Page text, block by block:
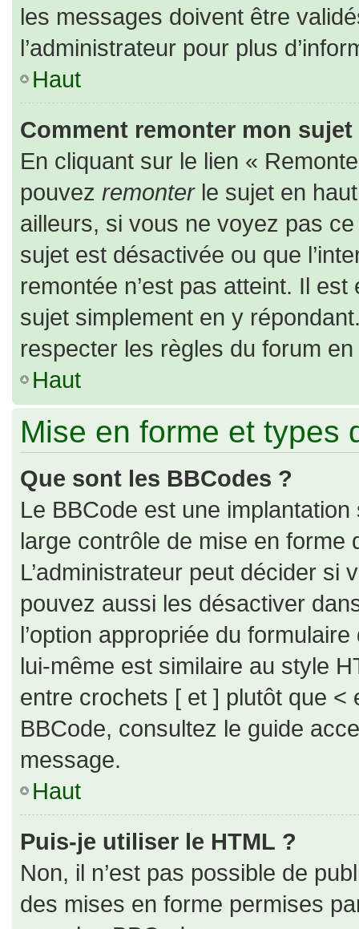
les messages doivent être
l’administrateur pour plus
Haut
Comment remonter mon sujet
En cliquant sur le lien «
pouvez remonterle sujet en
ailleurs, si vous ne voyez pas
sujet est désactivée ou que
remontée n’est pas atteint. Il
sujet simplement en y
respecter les règles du forum
Haut
Mise en forme et types
Que sont les BBCodes ?
Le BBCode est une
large contrôle de mise en forme
L’administrateur peut décider
pouvez aussi les désactiver
l’option appropriée du
lui-même est similaire au style
entre crochets [ et ] plutôt que <
BBCode, consultez le guide
message.
Haut
Puis-je utiliser le HTML ?
Non, il n’est pas possible de
des mises en forme permises